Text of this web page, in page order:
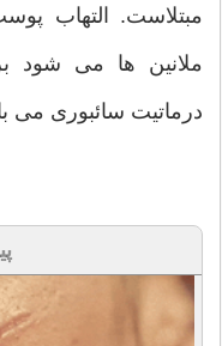
مبتلاست. التهاب
ملانین ها می شود
درماتیت سائبوری می